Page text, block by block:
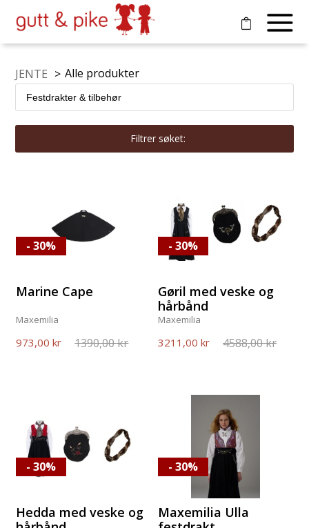
JENTE > Alle produkter
Filtrer søket:
Marine Cape
Maxemilia
973,00 kr 1390,00 kr
- 30%
Gøril med veske og
hårbånd
Maxemilia
3211,00 kr 4588,00 kr
- 30%
Hedda med veske og
- 30%
Maxemilia Ulla
- 30%